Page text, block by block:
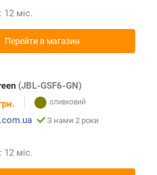
12 міс.
Перейти в магазин
(JBL-GSF6-GN)
З нами 2 роки
12 міс.